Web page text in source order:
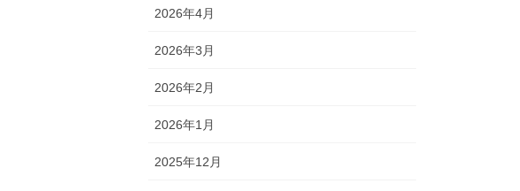
2026年4月
2026年3月
2026年2月
2026年1月
2025年12月